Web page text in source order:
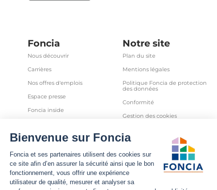
Foncia
Nous découvrir
Carrières
Nos offres d'emplois
Espace presse
Foncia inside
Partenaires
Notre site
Plan du site
Mentions légales
Politique Foncia de protection
des données
Conformité
Gestion des cookies
et autres traceurs
Sécurité informatique
Déclaration d'accessibilité
Infos utiles Nous suivre